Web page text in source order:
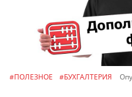
#ПОЛЕЗНОЕ #БУХГАЛТЕРИЯ